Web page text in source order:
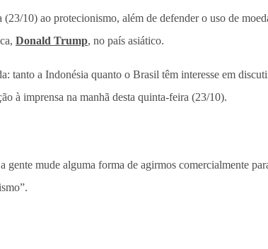
10) ao protecionismo, além de defender o uso de
Donald Trump, no país asiático.
a Indonésia quanto o Brasil têm interesse em
à imprensa na manhã desta quinta-feira (23/10).
mude alguma forma de agirmos comercialmente